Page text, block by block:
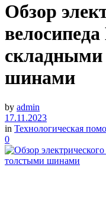
Обзор
шинами
by admin
17.11.2023
in Технологическая
0